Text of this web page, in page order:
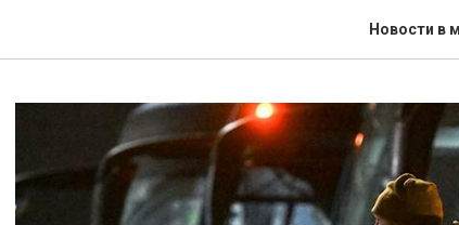
Новости в